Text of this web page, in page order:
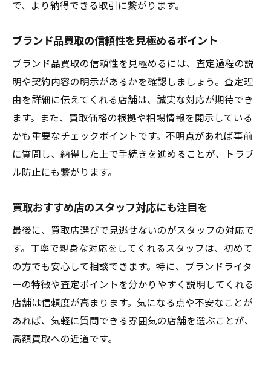
で、より納得できる取引に繋がります。
ブランド品買取の信頼性を見極めるポイント
ブランド品買取の信頼性を見極めるには、査定過程の説
明や契約内容の明示があるかを確認しましょう。査定理
由を詳細に伝えてくれる店舗は、誠実な対応が期待でき
ます。また、買取価格の根拠や相場情報を開示している
かも重要なチェックポイントです。不明点があれば事前
に質問し、納得した上で手続きを進めることが、トラブ
ル防止にも繋がります。
買取おすすめ店のスタッフ対応にも注目を
最後に、買取店選びで見逃せないのがスタッフの対応で
す。丁寧で親身な対応をしてくれるスタッフは、初めて
の方でも安心して相談できます。特に、ブランドライタ
ーの特徴や査定ポイントを分かりやすく説明してくれる
店舗は信頼度が高まります。気になる点や不安なことが
あれば、気軽に質問できる雰囲気の店舗を選ぶことが、
高額買取への近道です。